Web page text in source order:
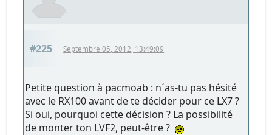
#225 Septembre 05, 2012, 13:49:09
Petite question à pacmoab : n´as-tu pas hésité
avec le RX100 avant de te décider pour ce LX7 ?
Si oui, pourquoi cette décision ? La possibilité
de monter ton LVF2, peut-être ?